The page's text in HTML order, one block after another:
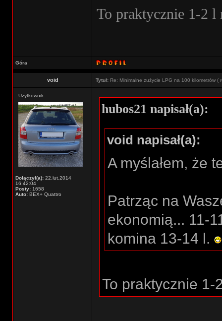
To praktycznie 1-2
Góra
void Tytuł: Re: Minimalne zużycie LPG na 100 kilometrów (
Użytkownik
Dołączył(a): 22.lut.2014
16:42:04
Posty: 1658
Auto: BEX+ Quattro
hubos21 napisał(a):
void napisał(a):
A myślałem, że
Patrząc na
ekonomią... 11-
komina 13-14 l.
To praktycznie 1-